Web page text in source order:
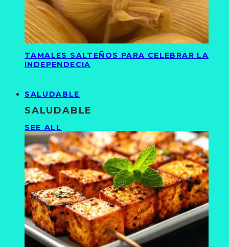
TAMALES SALTEÑOS PARA CELEBRAR LA
INDEPENDECIA
SALUDABLE
SALUDABLE
SEE ALL